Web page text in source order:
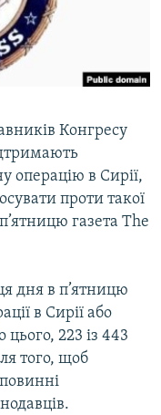
Конгресу
операцію в Сирії,
проти такої
газета The
дня в п’ятницю
в Сирії або
223 із 443
того, щоб